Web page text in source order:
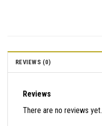
REVIEWS (0)
Reviews
There are no reviews yet.